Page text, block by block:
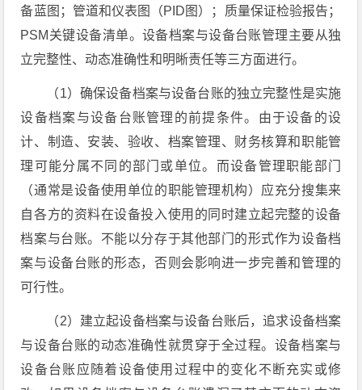
备蓝图；管道和仪表图（PID图）；质量保证检验报告；
PSM关键设备清单。设备档案与设备台账管理主要从独
立完整性、动态准确性和明晰责任等三方面进行。
（1）确保设备档案与设备台账的独立完整性是实施
设备档案与设备台账管理的前提条件。由于设备的设
计、制造、安装、验收、档案管理、财务核算和职能管
理可能分属不同的部门或单位。而设备管理职能部门
（通常是设备使用单位的职能管理机构）应充分搜集来
自各方的资料在设备投入使用的同时建立起完整的设备
档案与台账。不能以分存于其他部门的形式作为设备档
案与设备台账的形态，否则会影响进一步完善和管理的
可行性。
（2）建立起设备档案与设备台账后，追求设备档案
与设备台账的动态准确性就贯穿于全过程。设备档案与
设备台账应随着设备使用过程中的变化不断充实或修